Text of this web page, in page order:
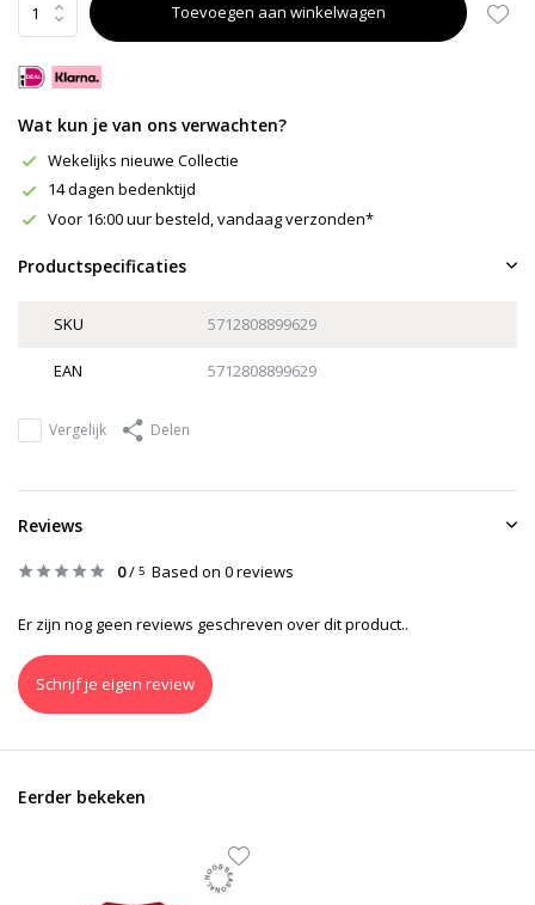
Toevoegen aan winkelwagen
Wat kun je van ons verwachten?
Wekelijks nieuwe Collectie
14 dagen bedenktijd
Voor 16:00 uur besteld, vandaag verzonden*
Productspecificaties
SKU 5712808899629
EAN 5712808899629
Vergelijk Delen
Reviews
0/ 5 Based on 0 reviews
Er zijn nog geen reviews geschreven over dit product..
Schrijf je eigen review
Eerder bekeken